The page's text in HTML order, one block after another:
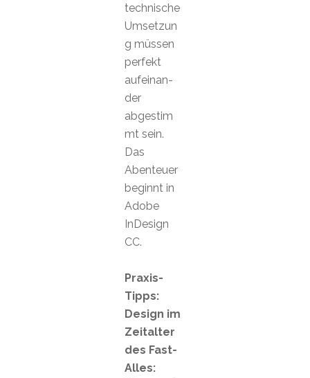
technische
Umsetzun
g müssen
perfekt
aufeinan-
der
abgestim
mt sein.
Das
Abenteuer
beginnt in
Adobe
InDesign
CC.
Praxis-
Tipps:
Design im
Zeitalter
des Fast-
Alles: